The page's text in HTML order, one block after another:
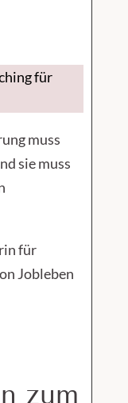
für
muss
sie muss
für
Jobleben
zum